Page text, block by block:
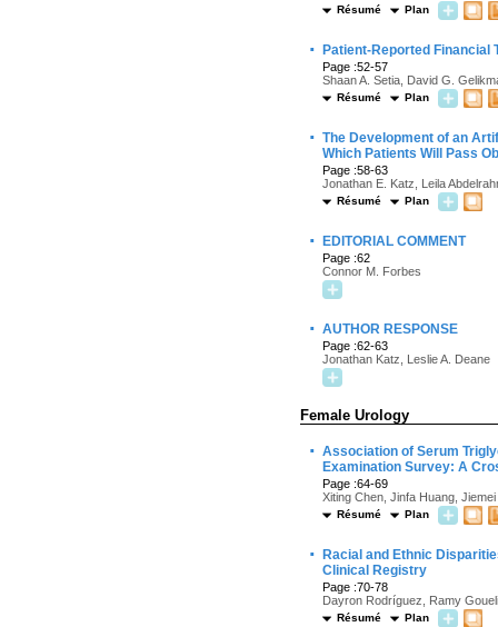
Résumé Plan
· Patient-Reported
Page :52-57
Shaan A. Setia, David G.
Résumé Plan
· The Development of an
Which Patients Will Pass
Page :58-63
Jonathan E. Katz, Leila
Résumé Plan
· EDITORIAL COMMENT
Page :62
Connor M. Forbes
· AUTHOR RESPONSE
Page :62-63
Jonathan Katz, Leslie A. Deane
Female Urology
· Association of Serum
Examination Survey: A
Page :64-69
Xiting Chen, Jinfa Huang,
Résumé Plan
·
Racial and Ethnic
Clinical Registry
Page :70-78
Dayron Rodríguez, Ramy
Résumé Plan